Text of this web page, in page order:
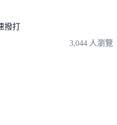
3,044 人瀏覽